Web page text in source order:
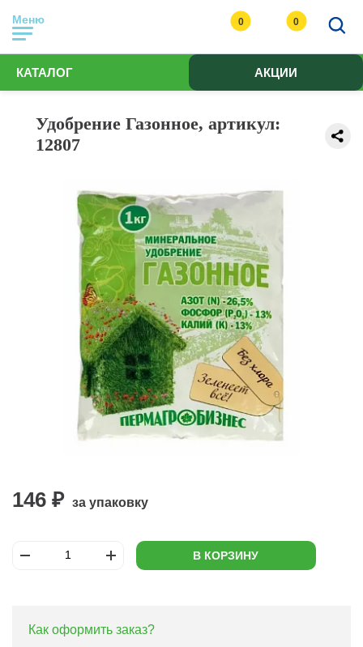
Меню 0 0
КАТАЛОГ АКЦИИ
Удобрение Газонное, артикул:
12807
146 ₽ за упаковку
В КОРЗИНУ
Как оформить заказ?